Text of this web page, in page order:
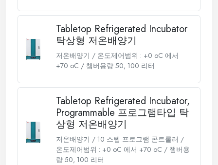
Tabletop Refrigerated Incubator
탁상형 저온배양기
저온배양기 / 온도제어범위 : +0 oC 에서
+70 oC / 챔버용량 50, 100 리터
Tabletop Refrigerated Incubator,
Programmable 프로그램타입 탁
상형 저온배양기
저온배양기 / 10 스텝 프로그램 콘트롤러 /
온도제어범위 : +0 oC 에서 +70 oC / 챔버용
량 50, 100 리터